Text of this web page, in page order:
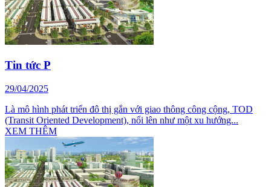
Tin tức P
29/04/2025
Là mô hình phát triển đô thị gắn với giao thông công cộng, TOD
(Transit Oriented Development), nổi lên như một xu hướng...
XEM THÊM